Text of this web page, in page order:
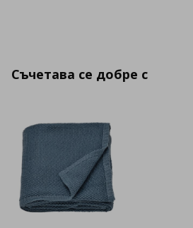
Съчетава се добре с